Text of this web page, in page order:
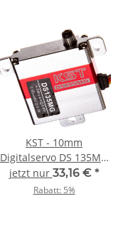
KST - 10mm
Digitalservo DS 135MG
mit Servorahmen
jetzt nur 33,16 € *
Rabatt: 5%